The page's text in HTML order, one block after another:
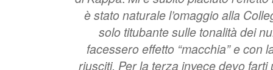
è stato naturale l’omaggio alla
solo titubante sulle tonalità dei
facessero effetto “macchia” e con
riusciti. Per la terza invece devo